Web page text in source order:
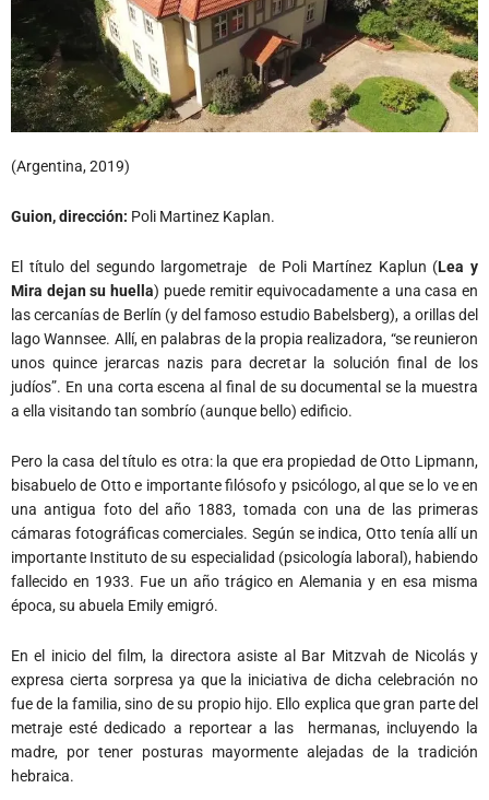
(Argentina, 2019)
Guion, dirección: Poli Martinez Kaplan.
El título del segundo largometraje de Poli Martínez Kaplun (Lea y
Mira dejan su huella) puede remitir equivocadamente a una casa en
las cercanías de Berlín (y del famoso estudio Babelsberg), a orillas del
lago Wannsee. Allí, en palabras de la propia realizadora, “se reunieron
unos quince jerarcas nazis para decretar la solución final de los
judíos”. En una corta escena al final de su documental se la muestra
a ella visitando tan sombrío (aunque bello) edificio.
Pero la casa del título es otra: la que era propiedad de Otto Lipmann,
bisabuelo de Otto e importante filósofo y psicólogo, al que se lo ve en
una antigua foto del año 1883, tomada con una de las primeras
cámaras fotográficas comerciales. Según se indica, Otto tenía allí un
importante Instituto de su especialidad (psicología laboral), habiendo
fallecido en 1933. Fue un año trágico en Alemania y en esa misma
época, su abuela Emily emigró.
En el inicio del film, la directora asiste al Bar Mitzvah de Nicolás y
expresa cierta sorpresa ya que la iniciativa de dicha celebración no
fue de la familia, sino de su propio hijo. Ello explica que gran parte del
metraje esté dedicado a reportear a las hermanas, incluyendo la
madre, por tener posturas mayormente alejadas de la tradición
hebraica.